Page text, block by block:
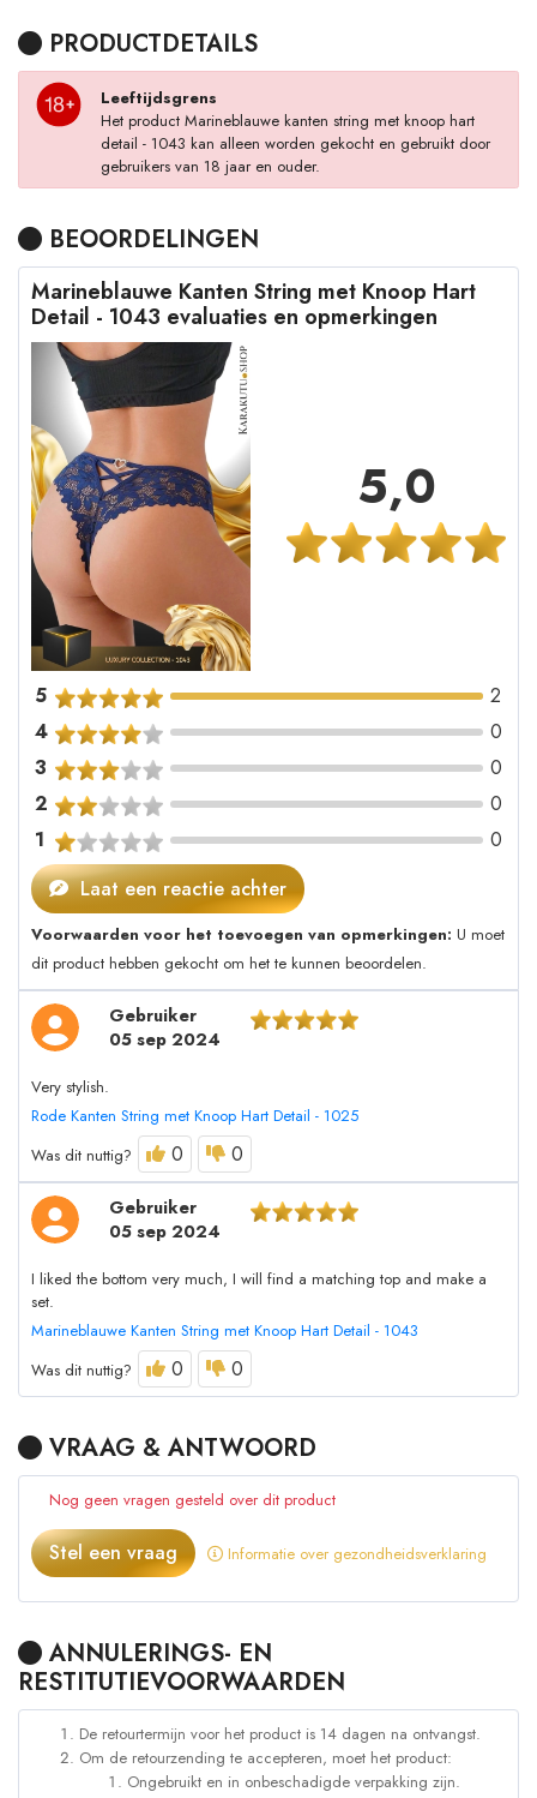
PRODUCTDETAILS
Leeftijdsgrens
Het product Marineblauwe kanten string met knoop hart
detail - 1043 kan alleen worden gekocht en gebruikt door
gebruikers van 18 jaar en ouder.
BEOORDELINGEN
Marineblauwe Kanten String met Knoop Hart
Detail - 1043 evaluaties en opmerkingen
5,0
5
2
4
0
3
0
2
0
1
0
Laat een reactie achter
Voorwaarden voor het toevoegen van opmerkingen: U moet
dit product hebben gekocht om het te kunnen beoordelen.
Gebruiker
05 sep 2024
Very stylish.
Rode Kanten String met Knoop Hart Detail - 1025
Was dit nuttig?
0 0
Gebruiker
05 sep 2024
I liked the bottom very much, I will find a matching top and make a
set.
Marineblauwe Kanten String met Knoop Hart Detail - 1043
Was dit nuttig?
0 0
VRAAG & ANTWOORD
Nog geen vragen gesteld over dit product
Stel een vraag Informatie over gezondheidsverklaring
ANNULERINGS- EN
RESTITUTIEVOORWAARDEN
De retourtermijn voor het product is 14 dagen na ontvangst.
Om de retourzending te accepteren, moet het product:
Ongebruikt en in onbeschadigde verpakking zijn.